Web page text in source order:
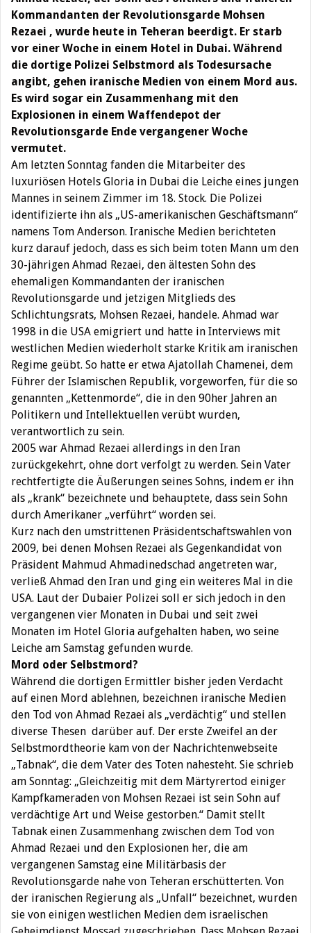
Kommandanten der Revolutionsgarde Mohsen
Rezaei , wurde heute in Teheran beerdigt. Er starb
vor einer Woche in einem Hotel in Dubai. Während
die dortige Polizei Selbstmord als Todesursache
angibt, gehen iranische Medien von einem Mord aus.
Es wird sogar ein Zusammenhang mit den
Explosionen in einem Waffendepot der
Revolutionsgarde Ende vergangener Woche
vermutet.
Am letzten Sonntag fanden die Mitarbeiter des
luxuriösen Hotels Gloria in Dubai die Leiche eines jungen
Mannes in seinem Zimmer im 18. Stock. Die Polizei
identifizierte ihn als „US-amerikanischen Geschäftsmann“
namens Tom Anderson. Iranische Medien berichteten
kurz darauf jedoch, dass es sich beim toten Mann um den
30-jährigen Ahmad Rezaei, den ältesten Sohn des
ehemaligen Kommandanten der iranischen
Revolutionsgarde und jetzigen Mitglieds des
Schlichtungsrats, Mohsen Rezaei, handele. Ahmad war
1998 in die USA emigriert und hatte in Interviews mit
westlichen Medien wiederholt starke Kritik am iranischen
Regime geübt. So hatte er etwa Ajatollah Chamenei, dem
Führer der Islamischen Republik, vorgeworfen, für die so
genannten „Kettenmorde“, die in den 90her Jahren an
Politikern und Intellektuellen verübt wurden,
verantwortlich zu sein.
2005 war Ahmad Rezaei allerdings in den Iran
zurückgekehrt, ohne dort verfolgt zu werden. Sein Vater
rechtfertigte die Äußerungen seines Sohns, indem er ihn
als „krank“ bezeichnete und behauptete, dass sein Sohn
durch Amerikaner „verführt“ worden sei.
Kurz nach den umstrittenen Präsidentschaftswahlen von
2009, bei denen Mohsen Rezaei als Gegenkandidat von
Präsident Mahmud Ahmadinedschad angetreten war,
verließ Ahmad den Iran und ging ein weiteres Mal in die
USA. Laut der Dubaier Polizei soll er sich jedoch in den
vergangenen vier Monaten in Dubai und seit zwei
Monaten im Hotel Gloria aufgehalten haben, wo seine
Leiche am Samstag gefunden wurde.
Mord oder Selbstmord?
Während die dortigen Ermittler bisher jeden Verdacht
auf einen Mord ablehnen, bezeichnen iranische Medien
den Tod von Ahmad Rezaei als „verdächtig“ und stellen
diverse Thesen darüber auf. Der erste Zweifel an der
Selbstmordtheorie kam von der Nachrichtenwebseite
„Tabnak“, die dem Vater des Toten nahesteht. Sie schrieb
am Sonntag: „Gleichzeitig mit dem Märtyrertod einiger
Kampfkameraden von Mohsen Rezaei ist sein Sohn auf
verdächtige Art und Weise gestorben.“ Damit stellt
Tabnak einen Zusammenhang zwischen dem Tod von
Ahmad Rezaei und den Explosionen her, die am
vergangenen Samstag eine Militärbasis der
Revolutionsgarde nahe von Teheran erschütterten. Von
der iranischen Regierung als „Unfall“ bezeichnet, wurden
sie von einigen westlichen Medien dem israelischen